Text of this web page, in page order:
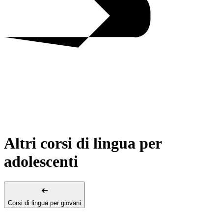
Altri corsi di lingua per
adolescenti
Corsi di lingua per giovani